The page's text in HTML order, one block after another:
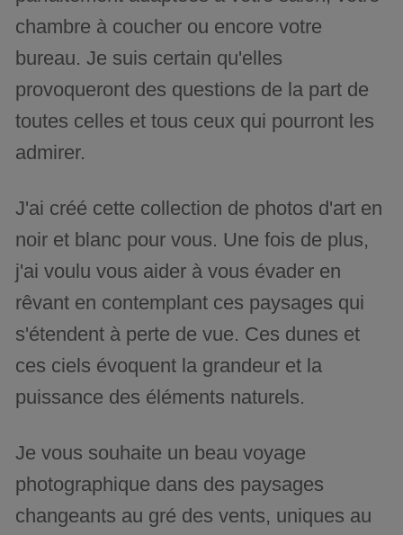
chambre à coucher ou encore votre
bureau. Je suis certain qu'elles
provoqueront des questions de la part de
toutes celles et tous ceux qui pourront les
admirer.
J'ai créé cette collection de photos d'art en
noir et blanc pour vous. Une fois de plus,
j'ai voulu vous aider à vous évader en
rêvant en contemplant ces paysages qui
s'étendent à perte de vue. Ces dunes et
ces ciels évoquent la grandeur et la
puissance des éléments naturels.
Je vous souhaite un beau voyage
photographique dans des paysages
changeants au gré des vents, uniques au